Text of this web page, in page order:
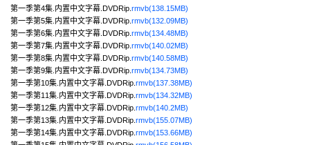
第一季第4集.内置中文字幕.DVDRip.rmvb(138.15MB)
第一季第5集.内置中文字幕.DVDRip.rmvb(132.09MB)
第一季第6集.内置中文字幕.DVDRip.rmvb(134.48MB)
第一季第7集.内置中文字幕.DVDRip.rmvb(140.02MB)
第一季第8集.内置中文字幕.DVDRip.rmvb(140.58MB)
第一季第9集.内置中文字幕.DVDRip.rmvb(134.73MB)
第一季第10集.内置中文字幕.DVDRip.rmvb(137.38MB)
第一季第11集.内置中文字幕.DVDRip.rmvb(134.32MB)
第一季第12集.内置中文字幕.DVDRip.rmvb(140.2MB)
第一季第13集.内置中文字幕.DVDRip.rmvb(155.07MB)
第一季第14集.内置中文字幕.DVDRip.rmvb(153.66MB)